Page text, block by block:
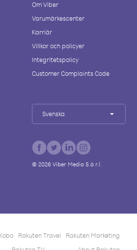
Om Viber
Varumärkescenter
Karriär
Villkor och policyer
Integritetspolicy
Customer Complaints Code
Svenska
© 2026Viber Media S.à r.l.
Rakuten Travel
Rakuten Marketing